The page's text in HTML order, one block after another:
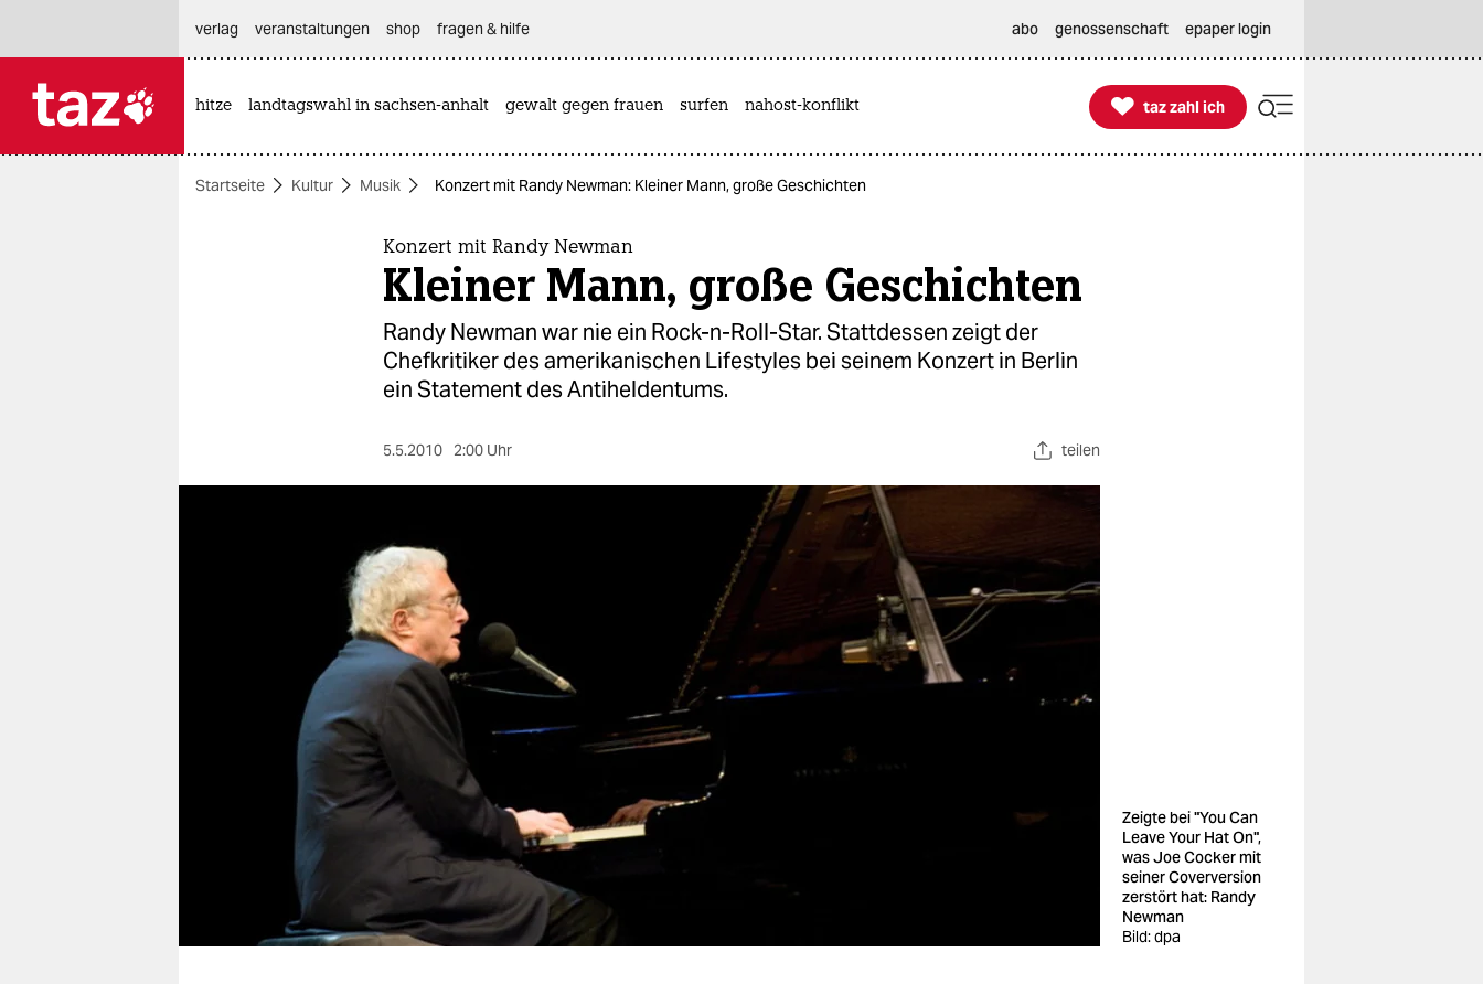
themen
veranstaltungen
unterstützen
genossenschaft
verlag
veranstaltungen shop fragen & hilfe abo genossenschaft epaper login
hitze landtagswahl in sachsen-anhalt gewalt gegen frauen surfen nahost-konflikt 
taz zahl ich
taz zahl ich
Startseite Kultur Musik Konzert mit Randy Newman: Kleiner Mann, große Geschichten
Konzert mit Randy Newman
Kleiner Mann, große Geschichten
Randy Newman war nie ein Rock-n-Roll-Star. Stattdessen zeigt der
Chefkritiker des amerikanischen Lifestyles bei seinem Konzert in Berlin
ein Statement des Antiheldentums.
5.5.2010 2:00 Uhr teilen
Zeigte bei "You Can
Leave Your Hat On",
was Joe Cocker mit
seiner Coverversion
zerstört hat: Randy
Newman
Bild: dpa